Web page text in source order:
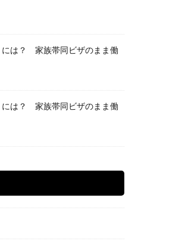
には？ 家族帯同ビザのまま働
には？ 家族帯同ビザのまま働